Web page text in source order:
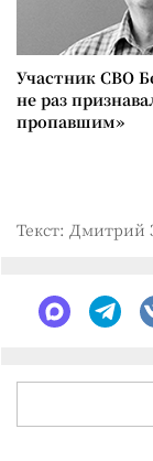
Участник СВО
не раз
пропавшим»
Текст: Дмитрий